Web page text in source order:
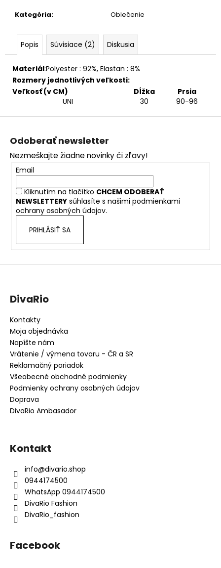
Kategória: Oblečenie
Popis Súvisiace (2) Diskusia
Materiál:Polyester : 92%, Elastan : 8%
Rozmery jednotlivých veľkosti:
Veľkosť (v CM)
Dĺžka
Prsia
UNI
30 90-96
Odoberať newsletter
Nezmeškajte žiadne novinky či zľavy!
Email
Kliknutím na tlačítko CHCEM ODOBERAŤ
NEWSLETTERYsúhlasíte s našimi podmienkami
ochrany osobných údajov.
PRIHLÁSIŤ SA
DivaRio
Kontakty
Moja objednávka
Napíšte nám
Vrátenie / výmena tovaru - ČR a SR
Reklamačný poriadok
Všeobecné obchodné podmienky
Podmienky ochrany osobných údajov
Doprava
DivaRio Ambasador
Kontakt
info@divario.shop
0944174500
WhatsApp 0944174500
DivaRio Fashion
DivaRio_fashion
Facebook